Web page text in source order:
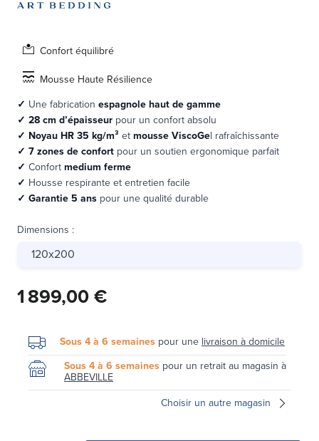
Confort équilibré
Mousse Haute Résilience
✓ Une fabrication espagnole haut de gamme
✓ 28 cm d’épaisseur pour un confort absolu
✓ Noyau HR 35 kg/m³ etmousse ViscoGel rafraîchissante
✓ 7 zones de confort pour un soutien ergonomique parfait
✓ Confortmedium ferme
✓ Housse respirante et entretien facile
✓ Garantie 5 ans pour une qualité durable
Dimensions :
120x200
1 899,00 €
Sous 4 à 6 semaines pour unelivraison à domicile
Sous 4 à 6 semaines pour un retrait au magasin à
ABBEVILLE
Choisir un autre magasin